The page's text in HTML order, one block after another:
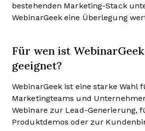
bestehenden Marketing-Stack
WebinarGeek eine Überlegung
Für wen ist
geeignet?
WebinarGeek ist eine starke Wahl
Marketingteams und
Webinare zur Lead-Generierung,
Produktdemos oder zur